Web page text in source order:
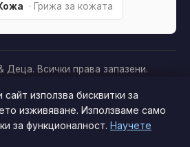
· Грижа за кожата
Деца. Всички права запазени.
Този сайт е независим и
(affiliate) линкове. Когато купите
да получим малка комисиона от
да оскъпява покупката за вас. Това
бисквитки за по-добро
използва бисквитки за
изживяване. Използваме само
за функционалност. Научете